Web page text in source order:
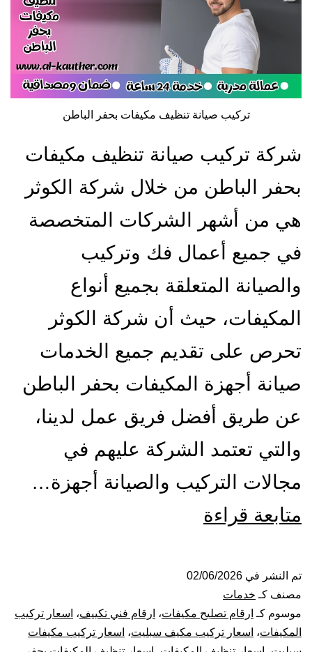
تركيب صيانة تنظيف مكيفات بحفر الباطن
شركة تركيب صيانة تنظيف مكيفات
بحفر الباطن من خلال شركة الكوثر
هي من أشهر الشركات المتخصصة
في جميع أعمال فك وتركيب
والصيانة المتعلقة بجميع أنواع
المكيفات، حيث أن شركة الكوثر
تحرص على تقديم جميع الخدمات
صيانة أجهزة المكيفات بحفر الباطن
عن طريق أفضل فريق عمل لدينا،
والتي تعتمد الشركة عليهم في
مجالات التركيب والصيانة أجهزة…
متابعة قراءة
تنظيف
مكيفات
بحفر
تم النشر في 02/06/2026
مصنف كـ خدمات
موسوم كـ ارقام تصليح مكيفات، ارقام فني تكييف، اسعار تركيب
المكيفات، اسعار تركيب مكيف سبليت، اسعار تركيب مكيفات